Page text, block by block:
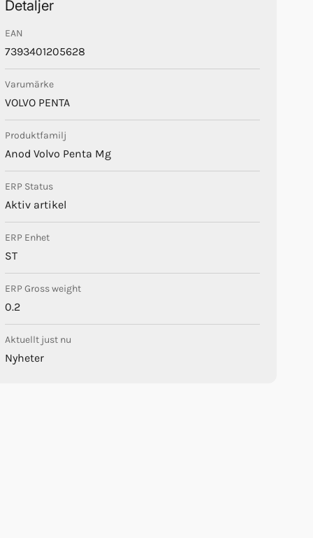
Detaljer
EAN
7393401205628
Varumärke
VOLVO PENTA
Produktfamilj
Anod Volvo Penta Mg
ERP Status
Aktiv artikel
ERP Enhet
ST
ERP Gross weight
0.2
Aktuellt just nu
Nyheter